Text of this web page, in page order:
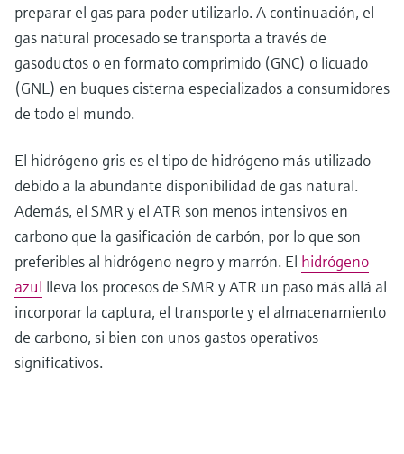
preparar el gas para poder utilizarlo. A continuación, el
gas natural procesado se transporta a través de
gasoductos o en formato comprimido (GNC) o licuado
(GNL) en buques cisterna especializados a consumidores
de todo el mundo.
El hidrógeno gris es el tipo de hidrógeno más utilizado
debido a la abundante disponibilidad de gas natural.
Además, el SMR y el ATR son menos intensivos en
carbono que la gasificación de carbón, por lo que son
preferibles al hidrógeno negro y marrón. El hidrógeno
azul lleva los procesos de SMR y ATR un paso más allá al
incorporar la captura, el transporte y el almacenamiento
de carbono, si bien con unos gastos operativos
significativos.